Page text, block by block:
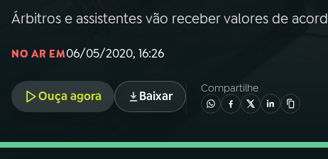
A RÁDIO
03PROGRAMAÇÃO
PROGRAMAS
Árbitros e assistentes vão receber valores de
NO AR EM06/05/2020, 16:26
Ouça agora Baixar
Compartilhe